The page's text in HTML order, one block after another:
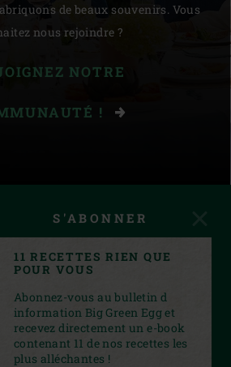
de beaux souvenirs. Vous
nous rejoindre ?
NOTRE
!
S'ABONNER
11 RECETTES RIEN QUE
POUR VOUS
Abonnez-vous au bulletin d
information Big Green Egg et
recevez directement un e-book
contenant 11 de nos recettes les
plus alléchantes !